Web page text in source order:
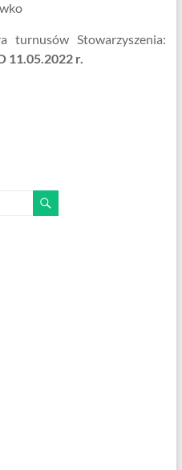
turnusów Stowarzyszenia:
11.05.2022 r.